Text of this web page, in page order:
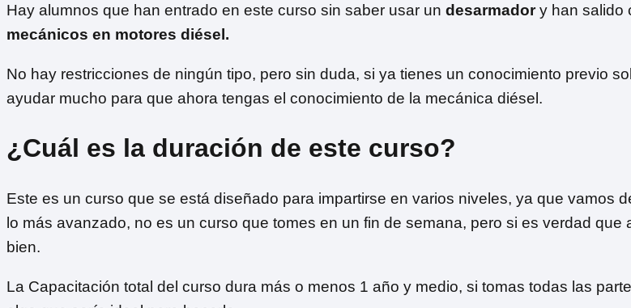
Hay alumnos que han entrado en este curso sin saber usar un desarmadory han salido
mecánicos en motores diésel.
No hay restricciones de ningún tipo, pero sin duda, si ya tienes un conocimiento previo
ayudar mucho para que ahora tengas el conocimiento de la mecánica diésel.
¿Cuál es la duración de este curso?
Este es un curso que se está diseñado para impartirse en varios niveles, ya que vamos
lo más avanzado, no es un curso que tomes en un fin de semana, pero si es verdad que
bien.
La Capacitación total del curso dura más o menos 1 año y medio, si tomas todas las